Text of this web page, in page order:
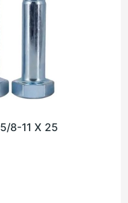
PERNO HEX UNC-2 ZINC 5/8-11 X 25